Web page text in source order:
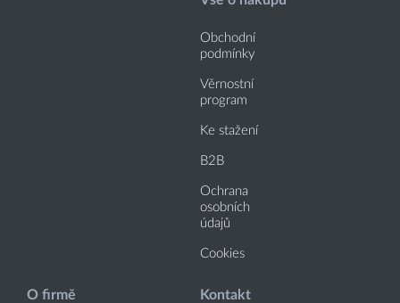
Obchodní
podmínky
Věrnostní
program
Ke stažení
B2B
Ochrana
osobních
údajů
Cookies
O firmě Kontakt